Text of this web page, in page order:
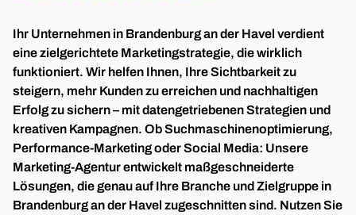
Ihr Unternehmen in Brandenburg an der Havel verdient
eine zielgerichtete Marketingstrategie, die wirklich
funktioniert. Wir helfen Ihnen, Ihre Sichtbarkeit zu
steigern, mehr Kunden zu erreichen und nachhaltigen
Erfolg zu sichern – mit datengetriebenen Strategien und
kreativen Kampagnen. Ob Suchmaschinenoptimierung,
Performance-Marketing oder Social Media: Unsere
Marketing-Agentur entwickelt maßgeschneiderte
Lösungen, die genau auf Ihre Branche und Zielgruppe in
Brandenburg an der Havel zugeschnitten sind. Nutzen Sie